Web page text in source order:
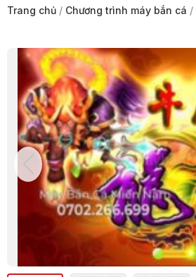
Trang chủ / Chương trình máy bắn cá /